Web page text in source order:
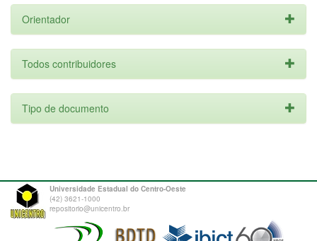
Orientador
Todos contribuidores
Tipo de documento
Universidade Estadual do Centro-Oeste
(42) 3621-1000
repositorio@unicentro.br